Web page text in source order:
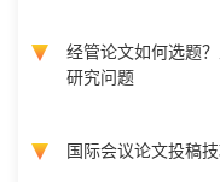
经管论文如何选题
研究问题
国际会议论文投稿